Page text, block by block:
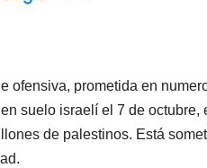
ofensiva, prometida en
suelo israelí el 7 de
de palestinos. Está